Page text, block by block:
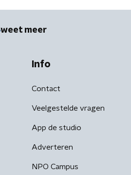
weet meer
Info
Contact
Veelgestelde vragen
App de studio
Adverteren
NPO Campus